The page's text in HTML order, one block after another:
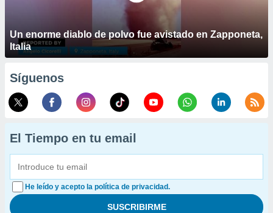
Un enorme diablo de polvo fue avistado en Zapponeta,
Italia
Síguenos
El Tiempo en tu email
He leído y acepto la política de privacidad.